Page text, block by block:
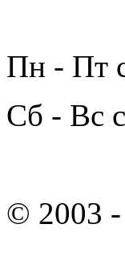
Пн - Пт
Сб - Вс
© 2003 -